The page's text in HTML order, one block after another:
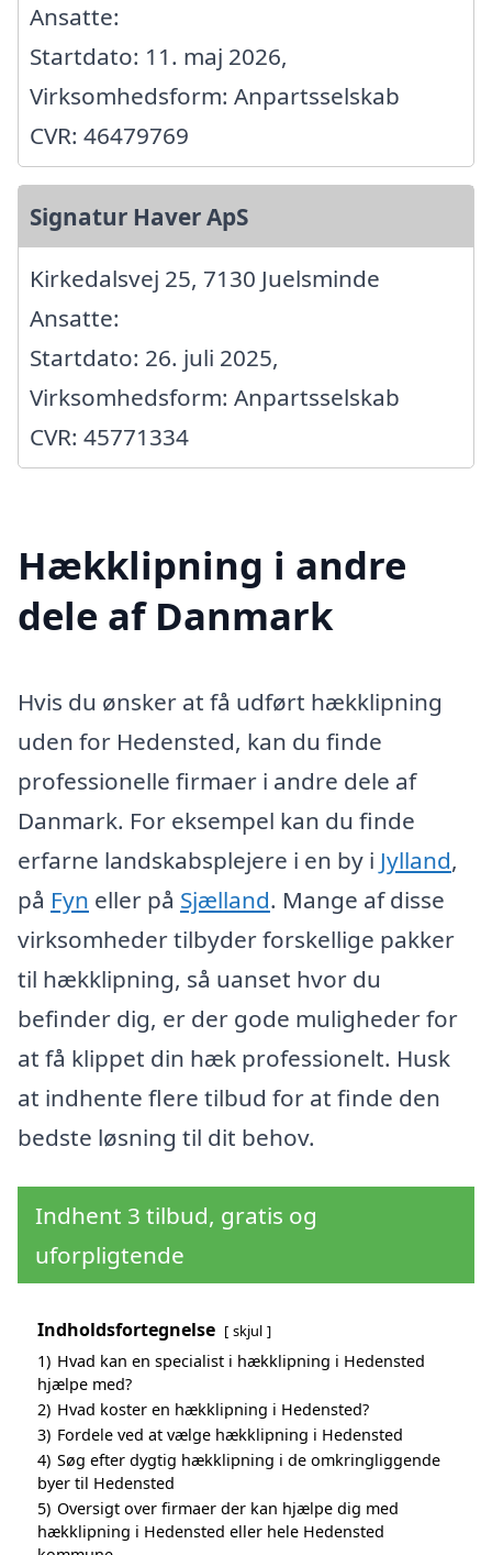
Ansatte:
Startdato: 11. maj 2026,
Virksomhedsform: Anpartsselskab
CVR: 46479769
Signatur Haver ApS
Kirkedalsvej 25, 7130 Juelsminde
Ansatte:
Startdato: 26. juli 2025,
Virksomhedsform: Anpartsselskab
CVR: 45771334
Hækklipning i andre
dele af Danmark
Hvis du ønsker at få udført hækklipning
uden for Hedensted, kan du finde
professionelle firmaer i andre dele af
Danmark. For eksempel kan du finde
erfarne landskabsplejere i en by i Jylland,
på Fyn eller på Sjælland. Mange af disse
virksomheder tilbyder forskellige pakker
til hækklipning, så uanset hvor du
befinder dig, er der gode muligheder for
at få klippet din hæk professionelt. Husk
at indhente flere tilbud for at finde den
bedste løsning til dit behov.
Indhent 3 tilbud, gratis og
uforpligtende
Indholdsfortegnelse skjul
1) Hvad kan en specialist i hækklipning i Hedensted
hjælpe med?
2) Hvad koster en hækklipning i Hedensted?
3) Fordele ved at vælge hækklipning i Hedensted
4) Søg efter dygtig hækklipning i de omkringliggende
byer til Hedensted
5) Oversigt over firmaer der kan hjælpe dig med
hækklipning i Hedensted eller hele Hedensted